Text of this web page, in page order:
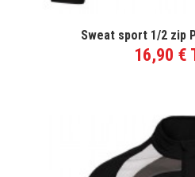
Sweat sport 1/2 zip
16,90 €